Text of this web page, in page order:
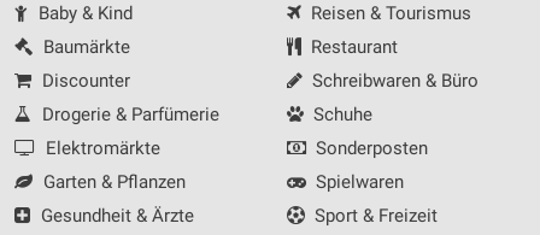
Baby & Kind
Baumärkte
Discounter
Drogerie & Parfümerie
Elektromärkte
Garten & Pflanzen
Gesundheit & Ärzte
Reisen & Tourismus
Restaurant
Schreibwaren & Büro
Schuhe
Sonderposten
Spielwaren
Sport & Freizeit